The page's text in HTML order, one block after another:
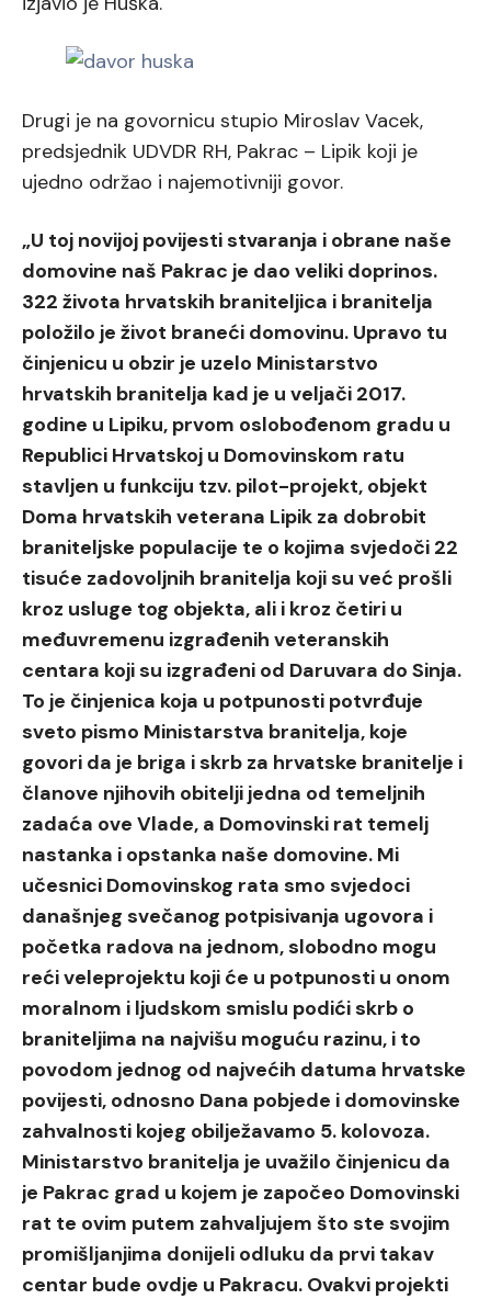
Drugi je na govornicu stupio Miroslav Vacek,
predsjednik UDVDR RH, Pakrac – Lipik koji je
ujedno održao i najemotivniji govor.
„U toj novijoj povijesti stvaranja i obrane naše
domovine naš Pakrac je dao veliki doprinos.
322 života hrvatskih braniteljica i branitelja
položilo je život braneći domovinu. Upravo tu
činjenicu u obzir je uzelo Ministarstvo
hrvatskih branitelja kad je u veljači 2017.
godine u Lipiku, prvom oslobođenom gradu u
Republici Hrvatskoj u Domovinskom ratu
stavljen u funkciju tzv. pilot-projekt, objekt
Doma hrvatskih veterana Lipik za dobrobit
braniteljske populacije te o kojima svjedoči 22
tisuće zadovoljnih branitelja koji su već prošli
kroz usluge tog objekta, ali i kroz četiri u
međuvremenu izgrađenih veteranskih
centara koji su izgrađeni od Daruvara do Sinja.
To je činjenica koja u potpunosti potvrđuje
sveto pismo Ministarstva branitelja, koje
govori da je briga i skrb za hrvatske branitelje i
članove njihovih obitelji jedna od temeljnih
zadaća ove Vlade, a Domovinski rat temelj
nastanka i opstanka naše domovine. Mi
učesnici Domovinskog rata smo svjedoci
današnjeg svečanog potpisivanja ugovora i
početka radova na jednom, slobodno mogu
reći veleprojektu koji će u potpunosti u onom
moralnom i ljudskom smislu podići skrb o
braniteljima na najvišu moguću razinu, i to
povodom jednog od najvećih datuma hrvatske
povijesti, odnosno Dana pobjede i domovinske
zahvalnosti kojeg obilježavamo 5. kolovoza.
Ministarstvo branitelja je uvažilo činjenicu da
je Pakrac grad u kojem je započeo Domovinski
rat te ovim putem zahvaljujem što ste svojim
promišljanjima donijeli odluku da prvi takav
centar bude ovdje u Pakracu. Ovakvi projekti